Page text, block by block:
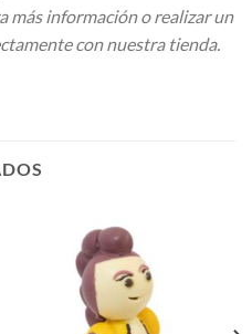
más información o realizar un
con nuestra tienda.